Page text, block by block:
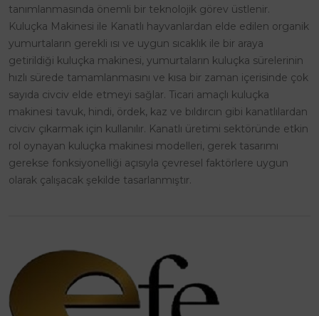
tanımlanmasında önemli bir teknolojik görev üstlenir.
Kuluçka Makinesi ile Kanatlı hayvanlardan elde edilen organik
yumurtaların gerekli ısı ve uygun sıcaklık ile bir araya
getirildiği kuluçka makinesi, yumurtaların kuluçka sürelerinin
hızlı sürede tamamlanmasını ve kısa bir zaman içerisinde çok
sayıda civciv elde etmeyi sağlar. Ticari amaçlı kuluçka
makinesi tavuk, hindi, ördek, kaz ve bıldırcın gibi kanatlılardan
civciv çıkarmak için kullanılır. Kanatlı üretimi sektöründe etkin
rol oynayan kuluçka makinesi modelleri, gerek tasarımı
gerekse fonksiyonelliği açısıyla çevresel faktörlere uygun
olarak çalışacak şekilde tasarlanmıştır.